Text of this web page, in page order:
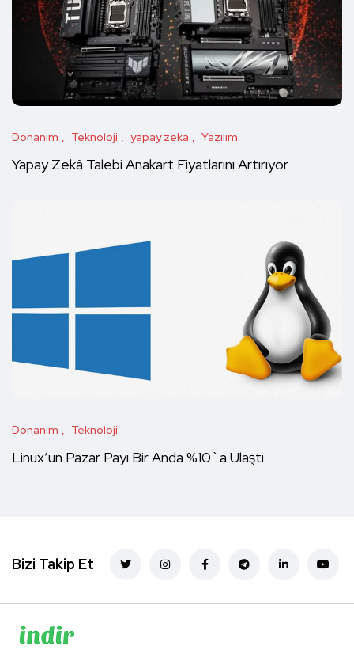
Donanım Teknoloji yapay zeka Yazılım
Yapay Zekâ Talebi Anakart Fiyatlarını Artırıyor
Donanım Teknoloji
Linux’un Pazar Payı Bir Anda %10`a Ulaştı
Bizi Takip Et